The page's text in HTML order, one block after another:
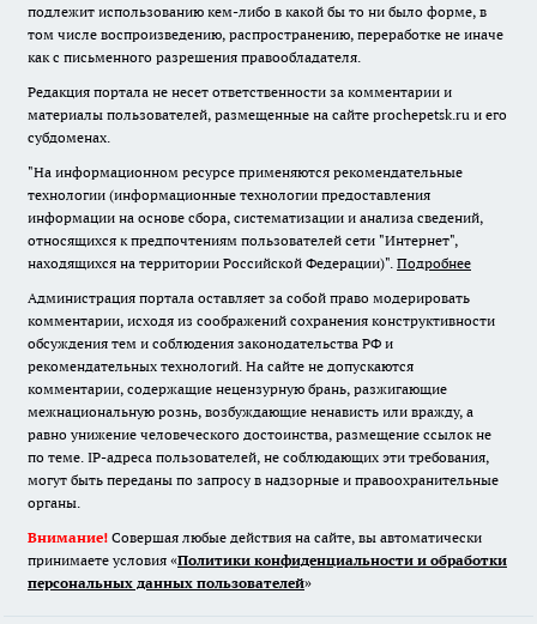
подлежит использованию кем-либо в какой бы то ни было форме, в
том числе воспроизведению, распространению, переработке не иначе
как с письменного разрешения правообладателя.
Редакция портала не несет ответственности за комментарии и
материалы пользователей, размещенные на сайте prochepetsk.ru и его
субдоменах.
"На информационном ресурсе применяются рекомендательные
технологии (информационные технологии предоставления
информации на основе сбора, систематизации и анализа сведений,
относящихся к предпочтениям пользователей сети "Интернет",
находящихся на территории Российской Федерации)". Подробнее
Администрация портала оставляет за собой право модерировать
комментарии, исходя из соображений сохранения конструктивности
обсуждения тем и соблюдения законодательства РФ и
рекомендательных технологий. На сайте не допускаются
комментарии, содержащие нецензурную брань, разжигающие
межнациональную рознь, возбуждающие ненависть или вражду, а
равно унижение человеческого достоинства, размещение ссылок не
по теме. IP-адреса пользователей, не соблюдающих эти требования,
могут быть переданы по запросу в надзорные и правоохранительные
органы.
Внимание! Совершая любые действия на сайте, вы автоматически
принимаете условия «Политики конфиденциальности и обработки
персональных данных пользователей»